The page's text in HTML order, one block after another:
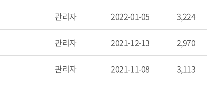
관리자 2022-01-05 3,224
관리자 2021-12-13 2,970
관리자 2021-11-08 3,113